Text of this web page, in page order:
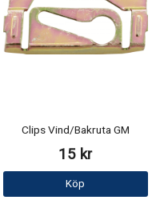
Clips Vind/Bakruta GM
15 kr
Köp